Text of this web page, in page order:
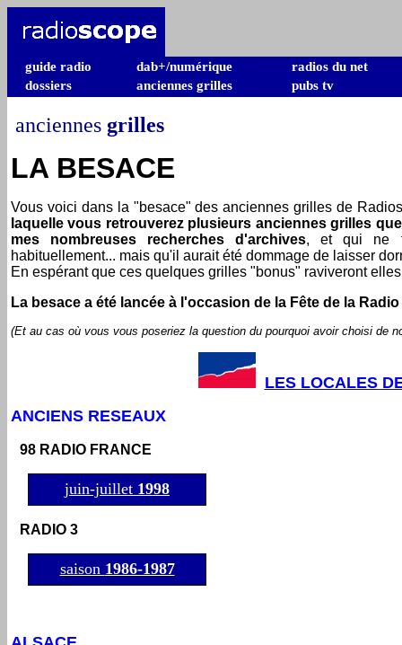
guide radio dab+/numérique
radios du net
dossiers
anciennes grilles pubs tv
anciennes grilles
LA BESACE
Vous voici dans la "besace" des anciennes grilles de
laquelle vous retrouverez plusieurs anciennes grilles
mes nombreuses recherches d'archives, et qui ne
habituellement... mais qu'il aurait été dommage de laisser
En espérant que ces quelques grilles "bonus" raviveront
La besace a été lancée à l'occasion de la Fête de la Radio
(Et au cas où vous vous poseriez la question du pourquoi avoir choisi de
LES LOCALES
ANCIENS RESEAUX
98 RADIO FRANCE
juin-juillet 1998
RADIO 3
saison 1986-1987